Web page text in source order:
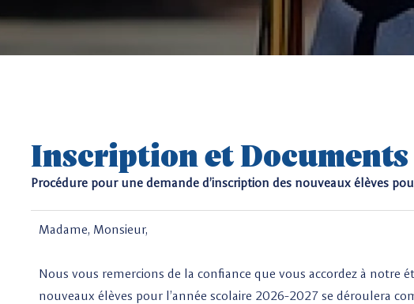
Inscription et Documents
Procédure pour une demande d’inscription des nouveaux élèves
Madame, Monsieur,
Nous vous remercions de la confiance que vous accordez à notre
nouveaux élèves pour l’année scolaire 2026-2027 se déroulera